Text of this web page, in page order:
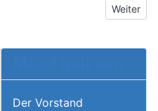
2025 Nächster
Weiter
Der Vorstand